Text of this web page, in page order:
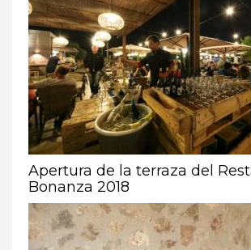
Apertura de la terraza del
Bonanza 2018